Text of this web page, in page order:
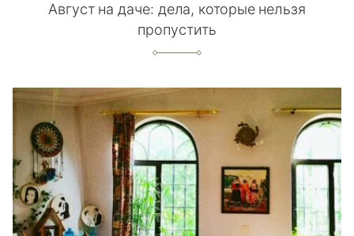
Август на даче: дела, которые нельзя
пропустить